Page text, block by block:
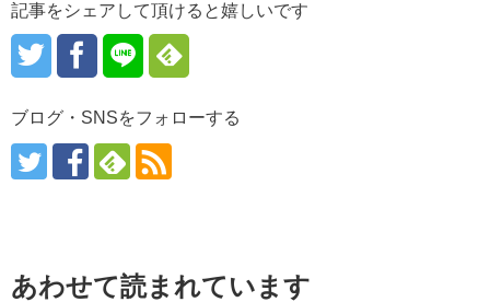
記事をシェアして頂けると嬉しいです
ブログ・SNSをフォローする
あわせて読まれています